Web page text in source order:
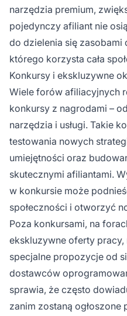
narzędzia premium,
pojedynczy afiliant nie
do dzielenia się zasobami
którego korzysta cała
Konkursy i ekskluzywne
Wiele forów afiliacyjnych
konkursy z nagrodami –
narzędzia i usługi. Takie
testowania nowych
umiejętności oraz
skutecznymi afiliantami.
w konkursie może
społeczności i otworzyć
Poza konkursami, na
ekskluzywne oferty
specjalne propozycje od
dostawców
sprawia, że często
zanim zostaną